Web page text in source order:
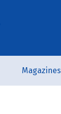
Magazines